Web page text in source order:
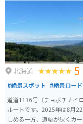
北海道 5
#絶景スポット #絶景ロード
道道1116号（チョボチナイ
ルートです。2025年は8月
しめる一方、道幅が狭くカ